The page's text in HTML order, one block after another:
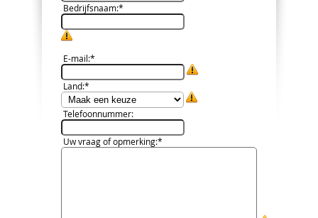
Bedrijfsnaam:*
E-mail:*
Land:*
Telefoonnummer:
Uw vraag of opmerking:*